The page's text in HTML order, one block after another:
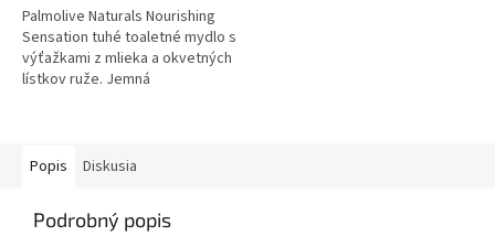
Palmolive Naturals Nourishing
Sensation tuhé toaletné mydlo s
výťažkami z mlieka a okvetných
lístkov ruže. Jemná
Popis Diskusia
Podrobný popis